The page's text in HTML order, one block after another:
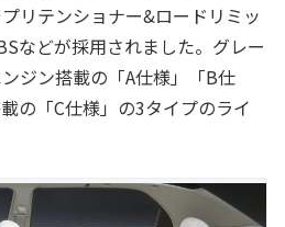
リテンショナー&ロードリミッ
などが採用されました。グレー
ジン搭載の「A仕様」「B仕
の「C仕様」の3タイプのライ